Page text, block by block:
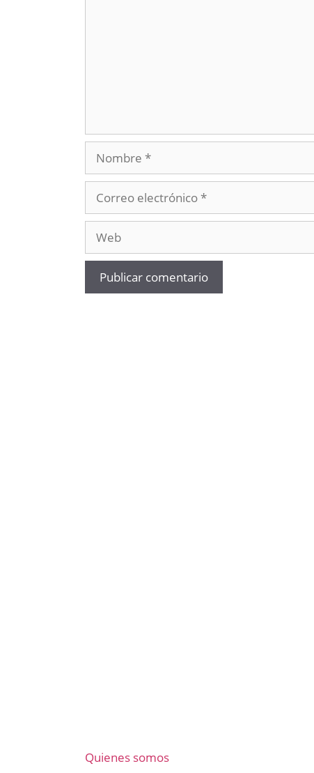
Nombre
electrónico
Quienes somos